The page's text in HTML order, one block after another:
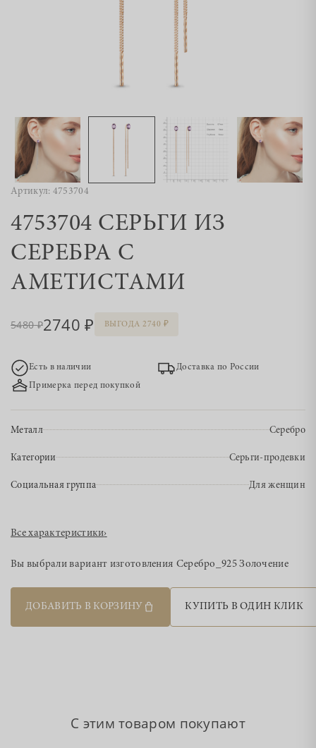
Артикул: 4753704
4753704 СЕРЬГИ ИЗ
СЕРЕБРА С
АМЕТИСТАМИ
5480 2740 ВЫГОДА 2740
Есть в наличии
Доставка по России
Примерка перед покупкой
Металл Серебро
Категории Серьги-продевки
Социальная группа Для женщин
Все характеристики›
Вы выбрали вариант изготовления Серебро_925 Золочение
ДОБАВИТЬ В КОРЗИНУ КУПИТЬ В ОДИН КЛИК
С этим товаром покупают